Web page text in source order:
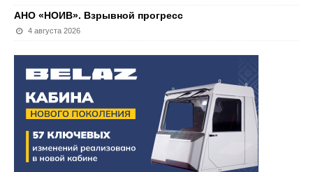
АНО «НОИВ». Взрывной прогресс
4 августа 2026